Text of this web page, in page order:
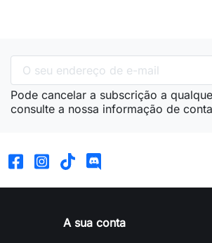
Pode cancelar a subscrição a
consulte a nossa informação de
A sua conta